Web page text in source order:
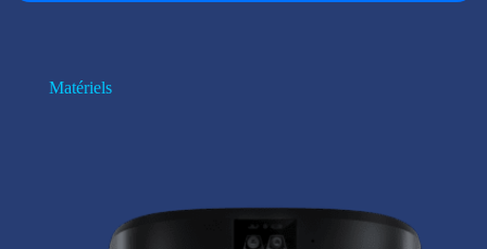
Matériels